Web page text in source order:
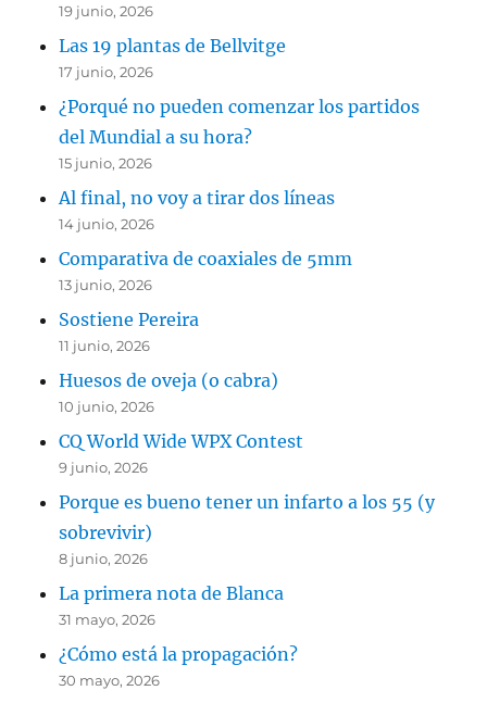
19 junio, 2026
Las 19 plantas de Bellvitge
17 junio, 2026
¿Porqué no pueden comenzar los partidos
del Mundial a su hora?
15 junio, 2026
Al final, no voy a tirar dos líneas
14 junio, 2026
Comparativa de coaxiales de 5mm
13 junio, 2026
Sostiene Pereira
11 junio, 2026
Huesos de oveja (o cabra)
10 junio, 2026
CQ World Wide WPX Contest
9 junio, 2026
Porque es bueno tener un infarto a los 55 (y
sobrevivir)
8 junio, 2026
La primera nota de Blanca
31 mayo, 2026
¿Cómo está la propagación?
30 mayo, 2026